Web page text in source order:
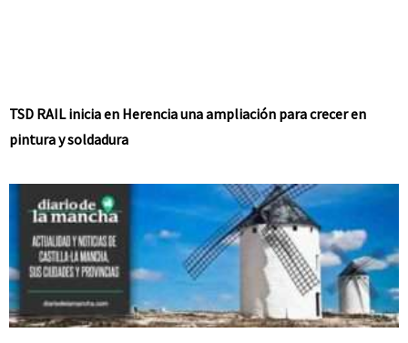
TSD RAIL inicia en Herencia una ampliación para crecer en
pintura y soldadura